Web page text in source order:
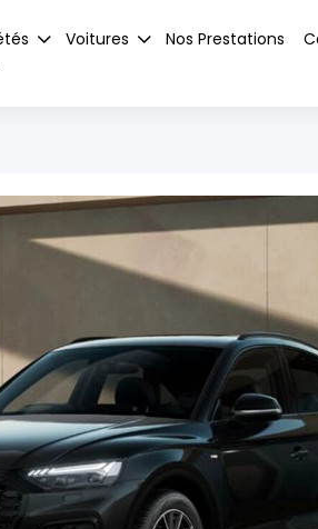
Voitures Nos Prestations